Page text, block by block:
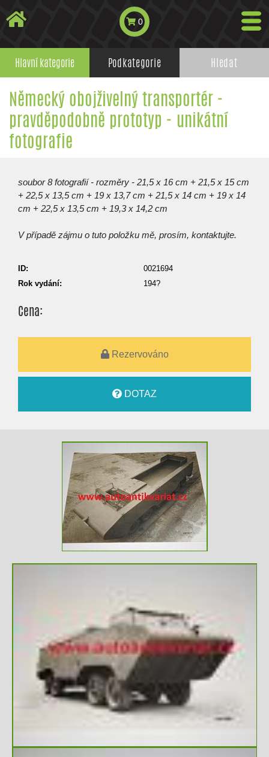
0
Hlavní kategorie Podkategorie Hledat
Německý obojživelný transportér -
pravděpodobně prototyp - unikátní
fotografie
soubor 8 fotografií - rozměry - 21,5 x 16 cm + 21,5 x 15 cm
+ 22,5 x 13,5 cm + 19 x 13,7 cm + 21,5 x 14 cm + 19 x 14
cm + 22,5 x 13,5 cm + 19,3 x 14,2 cm
V případě zájmu o tuto položku mě, prosím, kontaktujte.
ID:
0021694
Rok vydání:
194?
Cena:
Rezervováno
DOTAZ